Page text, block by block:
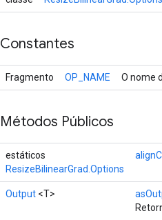
Constantes
Fragmento OP_NAME O nome
Métodos Públicos
estáticos
ResizeBilinearGrad.Options
Output <T>